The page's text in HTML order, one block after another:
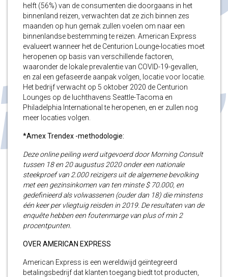
helft (56%) van de consumenten die doorgaans in het
binnenland reizen, verwachten dat ze zich binnen zes
maanden op hun gemak zullen voelen om naar een
binnenlandse bestemming te reizen. American Express
evalueert wanneer het de Centurion Lounge-locaties moet
heropenen op basis van verschillende factoren,
waaronder de lokale prevalentie van COVID-19-gevallen,
en zal een gefaseerde aanpak volgen, locatie voor locatie.
Het bedrijf verwacht op 5 oktober 2020 de Centurion
Lounges op de luchthavens Seattle-Tacoma en
Philadelphia International te heropenen, en er zullen nog
meer locaties volgen.
*Amex Trendex -methodologie:
Deze online peiling werd uitgevoerd door Morning Consult
tussen 18 en 20 augustus 2020 onder een nationale
steekproef van 2.000 reizigers uit de algemene bevolking
met een gezinsinkomen van ten minste $ 70.000, en
gedefinieerd als volwassenen (ouder dan 18) die minstens
één keer per vliegtuig reisden in 2019. De resultaten van de
enquête hebben een foutenmarge van plus of min 2
procentpunten.
OVER AMERICAN EXPRESS
American Express is een wereldwijd geïntegreerd
betalingsbedrijf dat klanten toegang biedt tot producten,